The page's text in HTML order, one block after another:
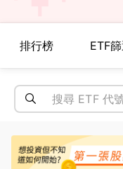
排行榜 ETF